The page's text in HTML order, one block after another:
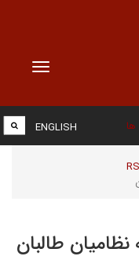
Toggle
ها ENGLISH
طالبان